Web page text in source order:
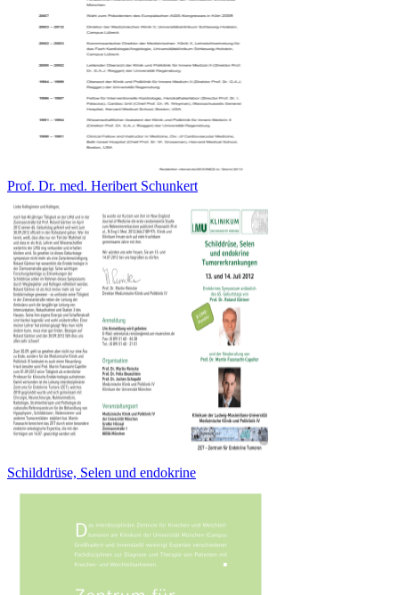
Prof. Dr. med. Heribert Schunkert
Schilddrüse, Selen und endokrine